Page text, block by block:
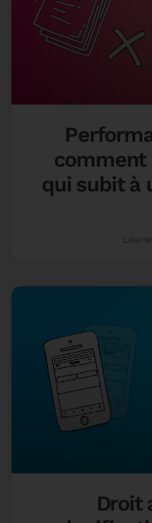
comment
qui subit à
Droit